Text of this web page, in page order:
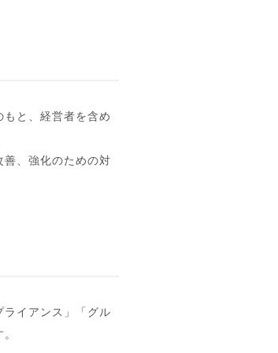
と、経営者を含め
、強化のための対
イアンス」「グル